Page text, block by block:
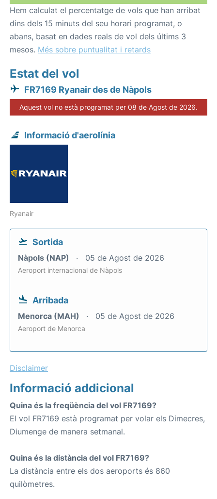
Hem calculat el percentatge de vols que han arribat
dins dels 15 minuts del seu horari programat, o
abans, basat en dades reals de vol dels últims 3
mesos. Més sobre puntualitat i retards
Estat del vol
FR7169 Ryanair des de Nàpols
Aquest vol no està programat per 08 de Agost de 2026.
Informació d'aerolínia
Ryanair
Sortida
Nàpols (NAP) 05 de Agost de 2026
Aeroport internacional de Nàpols
Arribada
Menorca (MAH) 05 de Agost de 2026
Aeroport de Menorca
Disclaimer
Informació addicional
Quina és la freqüència del vol FR7169?
El vol FR7169 està programat per volar els Dimecres,
Diumenge de manera setmanal.
Quina és la distància del vol FR7169?
La distància entre els dos aeroports és 860
quilòmetres.